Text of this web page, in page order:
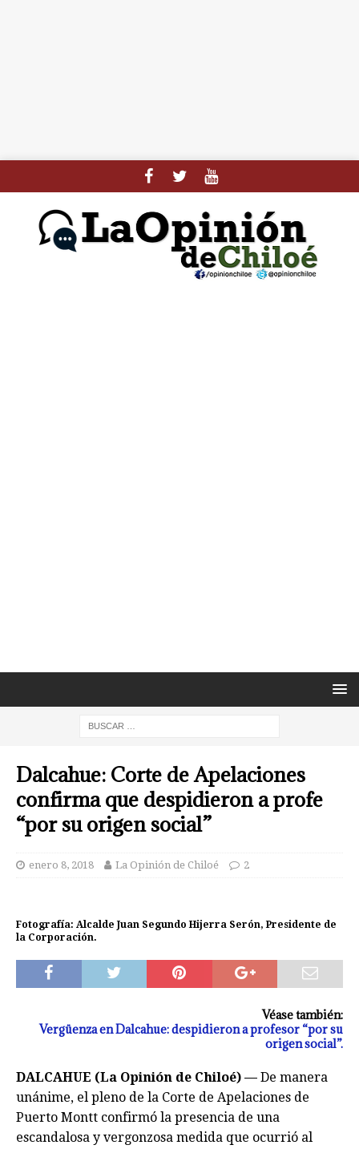
Dalcahue: Corte de Apelaciones
confirma que despidieron a profe
“por su origen social”
enero 8, 2018 La Opinión de Chiloé 2
Fotografía: Alcalde Juan Segundo Hijerra Serón, Presidente de
la Corporación.
Véase también:
Vergüenza en Dalcahue: despidieron a profesor “por su
origen social”.
DALCAHUE (La Opinión de Chiloé) — De manera
unánime, el pleno de la Corte de Apelaciones de
Puerto Montt confirmó la presencia de una
escandalosa y vergonzosa medida que ocurrió al